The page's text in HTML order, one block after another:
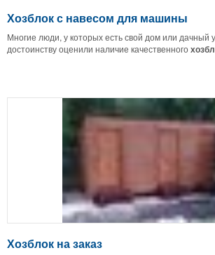
Хозблок с навесом для машины
Многие люди, у которых есть свой дом или дачный
достоинству оценили наличие качественного
Хозблок на заказ